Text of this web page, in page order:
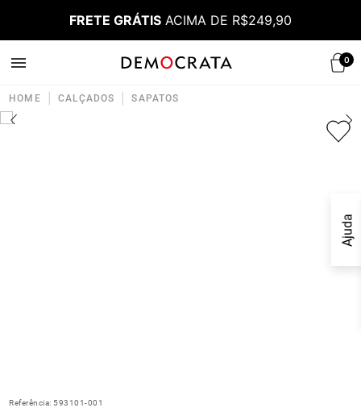
FRETE GRÁTIS ACIMA DE R$249,90
0
Ajuda
HOME CALÇADOS SAPATOS
Referência: 593101-001